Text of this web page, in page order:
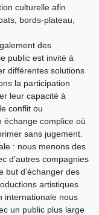
culturelle afin
bords-plateau,
des
public est invité à
différentes solutions
la participation
leur capacité à
conflit ou
échange complice où
sans jugement.
: nous menons des
d’autres compagnies
but d’échanger des
artistiques
internationale nous
un public plus large